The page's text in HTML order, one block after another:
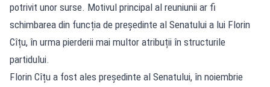
potrivit unor surse. Motivul principal al reuniunii ar fi
schimbarea din funcția de președinte al Senatului a lui Florin
Cîțu, în urma pierderii mai multor atribuții în structurile
partidului.
Florin Cîțu a fost ales președinte al Senatului, în noiembrie